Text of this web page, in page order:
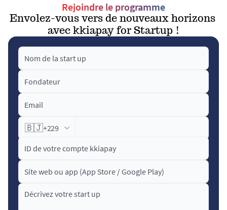
Envolez-vous vers de nouveaux horizons
avec kkiapay for Startup !
Rejoindre le programme
🇧🇯+229